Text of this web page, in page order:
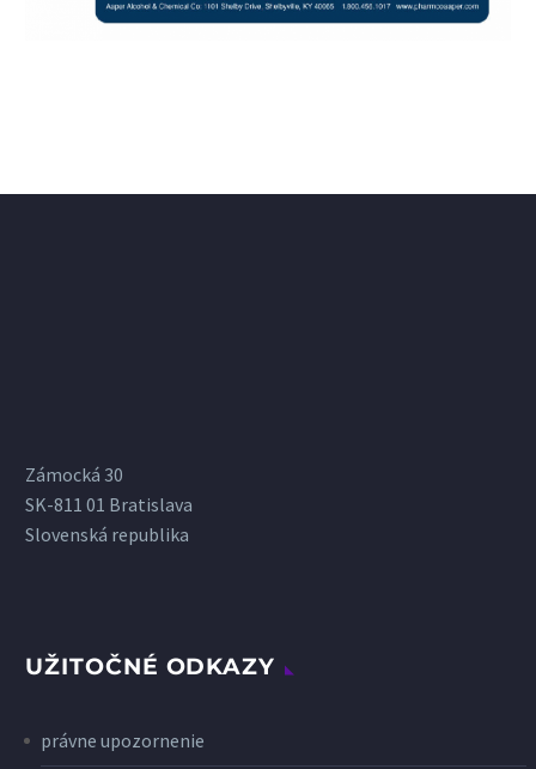
Zámocká 30
SK-811 01 Bratislava
Slovenská republika
UŽITOČNÉ ODKAZY
právne upozornenie